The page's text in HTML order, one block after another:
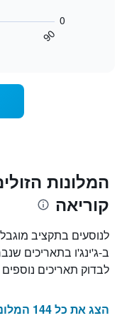
השבוע.
חדר
X
המציגים
את
הימים
שנותרו
עד
התרשים
90
0
המלונות
קוריאה
לנוסעים בתקציב
ב-ג'ינג'ו בתאריכים
לבדוק תאריכים
הצג את כל 144 המלונות